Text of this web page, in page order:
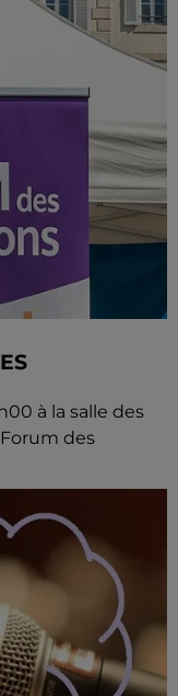
à la salle des
des